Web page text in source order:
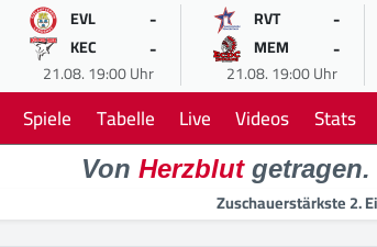
EVL -
KEC -
21.08. 19:00 Uhr
RVT -
MEM -
21.08. 19:00 Uhr
Spiele Tabelle Live Videos Stats
Von Herzblutgetragen.
Zuschauerstärkste 2.